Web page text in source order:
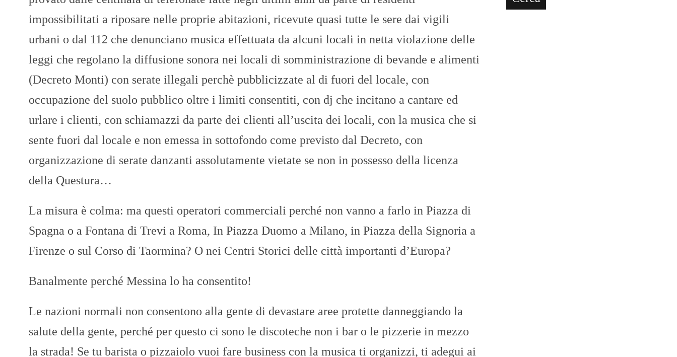
impossibilitati a riposare nelle proprie abitazioni, ricevute quasi tutte le sere dai vigili
urbani o dal 112 che denunciano musica effettuata da alcuni locali in netta violazione delle
leggi che regolano la diffusione sonora nei locali di somministrazione di bevande e alimenti
(Decreto Monti) con serate illegali perchè pubblicizzate al di fuori del locale, con
occupazione del suolo pubblico oltre i limiti consentiti, con dj che incitano a cantare ed
urlare i clienti, con schiamazzi da parte dei clienti all’uscita dei locali, con la musica che si
sente fuori dal locale e non emessa in sottofondo come previsto dal Decreto, con
organizzazione di serate danzanti assolutamente vietate se non in possesso della licenza
della Questura…
La misura è colma: ma questi operatori commerciali perché non vanno a farlo in Piazza di
Spagna o a Fontana di Trevi a Roma, In Piazza Duomo a Milano, in Piazza della Signoria a
Firenze o sul Corso di Taormina? O nei Centri Storici delle città importanti d’Europa?
Banalmente perché Messina lo ha consentito!
Le nazioni normali non consentono alla gente di devastare aree protette danneggiando la
salute della gente, perché per questo ci sono le discoteche non i bar o le pizzerie in mezzo
la strada! Se tu barista o pizzaiolo vuoi fare business con la musica ti organizzi, ti adegui ai